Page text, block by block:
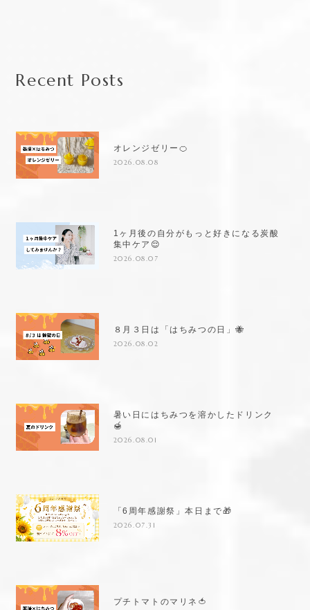
Recent Posts
オレンジゼリー🍊
2026.08.08
1ヶ月後の自分がもっと好きになる炭酸
集中ケア😌
2026.08.07
８月３日は「はちみつの日」🐝
2026.08.02
暑い日にはちみつを溶かしたドリンク
🍯
2026.08.01
「6周年感謝祭」本日まで🎁
2026.07.31
プチトマトのマリネ🍅